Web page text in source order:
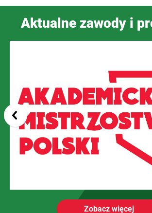
Aktualne zawody i
Zobacz więcej